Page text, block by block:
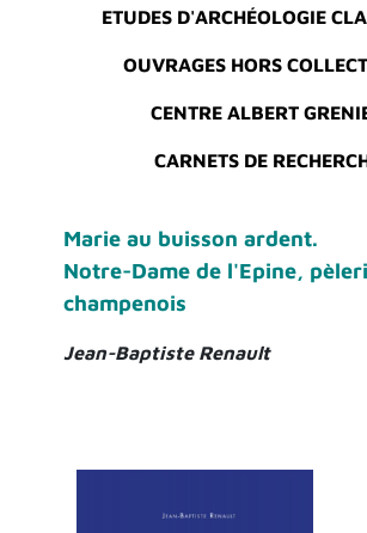
ETUDES D'ARCHÉOLOGIE
OUVRAGES HORS
CENTRE ALBERT
CARNETS DE
Marie au buisson ardent.
Notre-Dame de l'Epine,
champenois
Jean-Baptiste Renault